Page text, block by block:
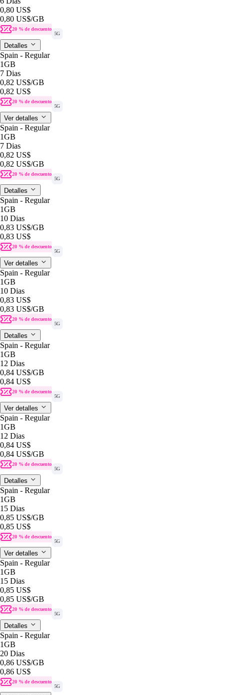
0,80 US$
0,80 US$/GB
20 % de descuento
5G
Detalles
Spain - Regular
1GB
7 Dias
0,82 US$/GB
0,82 US$
20 % de descuento
5G
Ver detalles
Spain - Regular
1GB
7 Dias
0,82 US$
0,82 US$/GB
20 % de descuento
5G
Detalles
Spain - Regular
1GB
10 Dias
0,83 US$/GB
0,83 US$
20 % de descuento
5G
Ver detalles
Spain - Regular
1GB
10 Dias
0,83 US$
0,83 US$/GB
20 % de descuento
5G
Detalles
Spain - Regular
1GB
12 Dias
0,84 US$/GB
0,84 US$
20 % de descuento
5G
Ver detalles
Spain - Regular
1GB
12 Dias
0,84 US$
0,84 US$/GB
20 % de descuento
5G
Detalles
Spain - Regular
1GB
15 Dias
0,85 US$/GB
0,85 US$
20 % de descuento
5G
Ver detalles
Spain - Regular
1GB
15 Dias
0,85 US$
0,85 US$/GB
20 % de descuento
5G
Detalles
Spain - Regular
1GB
20 Dias
0,86 US$/GB
0,86 US$
20 % de descuento
5G